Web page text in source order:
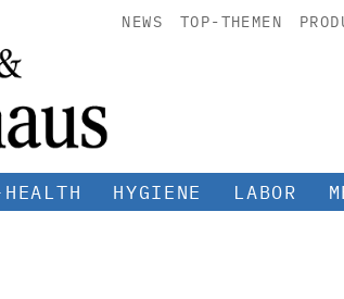
NEWS TOP-THEMEN
HYGIENE LABOR